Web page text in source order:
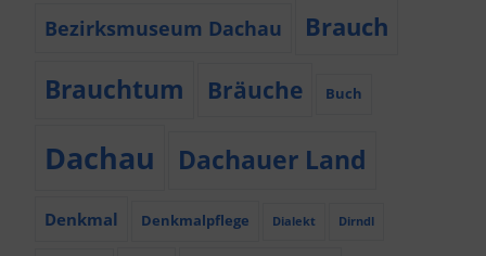
Bezirksmuseum Dachau Brauch
Brauchtum Bräuche Buch
Dachau Dachauer Land
Denkmal Denkmalpflege Dialekt Dirndl